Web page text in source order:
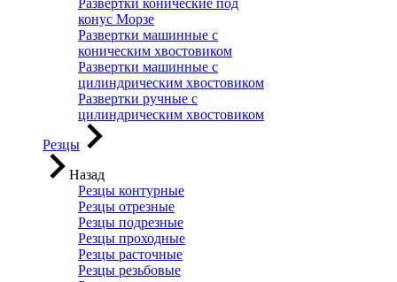
Развертки конические под
конус Морзе
Развертки машинные с
коническим хвостовиком
Развертки машинные с
цилиндрическим хвостовиком
Развертки ручные с
цилиндрическим хвостовиком
Резцы
Назад
Резцы контурные
Резцы отрезные
Резцы подрезные
Резцы проходные
Резцы расточные
Резцы резьбовые